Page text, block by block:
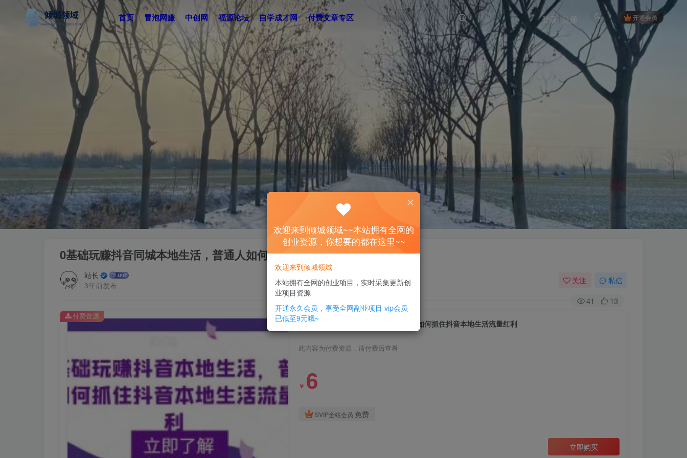
首页 冒泡网赚 中创网 福源论坛 自学成才网 付费文章专区 开通会员
登录 注册
0基础玩赚抖音同城本地生活，普通人如何抓住抖音本地生活流量红利
站长
3年前发布
关注 私信
41 13
0基础玩赚抖音同城本地生活，普通人如何抓住抖音本地生活流量红利
此内容为付费资源，请付费后查看
￥ 6
SVIP全站会员 免费
立即购买
付费资源
欢迎来到倾城领域~~本站拥有全网的
创业资源，你想要的都在这里~~
欢迎来到倾城领域
本站拥有全网的创业项目，实时采集更新创
业项目资源
开通永久会员，享受全网副业项目 vip会员
已低至9元哦~